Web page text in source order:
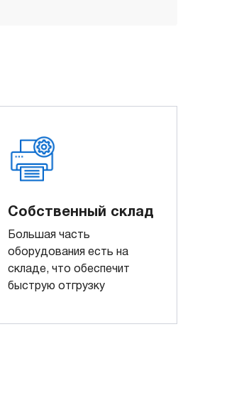
Собственный склад
Большая часть
оборудования есть на
складе, что обеспечит
быструю отгрузку